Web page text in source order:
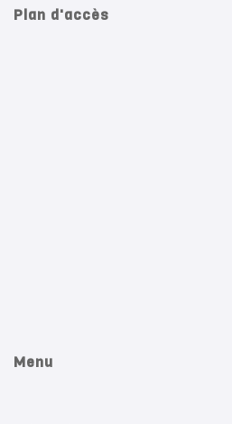
Plan d'accès
Menu